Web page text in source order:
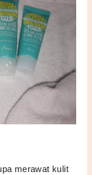
merawat kulit